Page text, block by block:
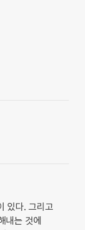
있다. 그리고
내는 것에